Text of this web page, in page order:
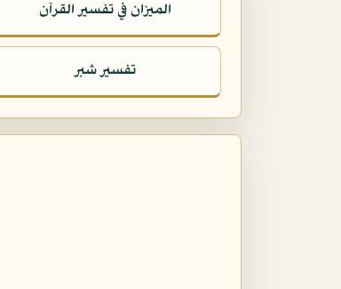
الميزان في تفسير القرآن
تفسير شبر